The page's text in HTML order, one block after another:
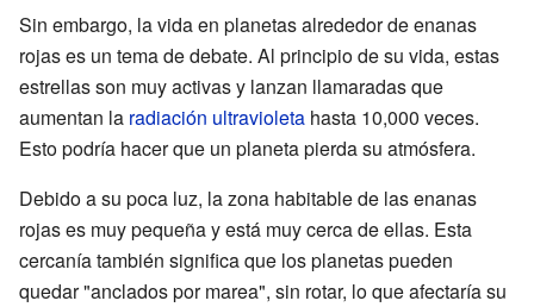
Sin embargo, la vida en planetas alrededor de enanas
rojas es un tema de debate. Al principio de su vida, estas
estrellas son muy activas y lanzan llamaradas que
aumentan la radiación ultravioleta hasta 10,000 veces.
Esto podría hacer que un planeta pierda su atmósfera.
Debido a su poca luz, la zona habitable de las enanas
rojas es muy pequeña y está muy cerca de ellas. Esta
cercanía también significa que los planetas pueden
quedar "anclados por marea", sin rotar, lo que afectaría su